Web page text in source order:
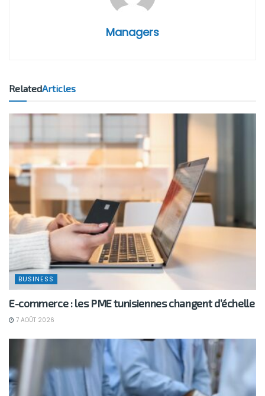
Managers
RelatedArticles
BUSINESS
E-commerce : les PME tunisiennes changent d’échelle
7 AOÛT 2026